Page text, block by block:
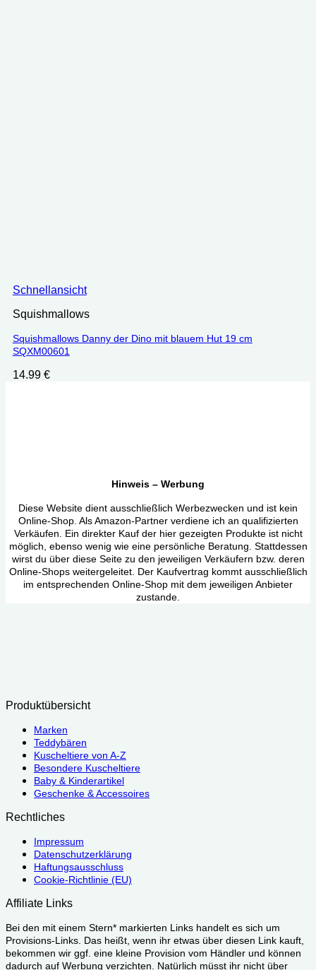
Schnellansicht
Squishmallows
Squishmallows Danny der Dino mit blauem Hut 19 cm
‎SQXM00601
14.99 €
Hinweis – Werbung
Diese Website dient ausschließlich Werbezwecken und ist kein
Online-Shop. Als Amazon-Partner verdiene ich an qualifizierten
Verkäufen. Ein direkter Kauf der hier gezeigten Produkte ist nicht
möglich, ebenso wenig wie eine persönliche Beratung. Stattdessen
wirst du über diese Seite zu den jeweiligen Verkäufern bzw. deren
Online-Shops weitergeleitet. Der Kaufvertrag kommt ausschließlich
im entsprechenden Online-Shop mit dem jeweiligen Anbieter
zustande.
Produktübersicht
Marken
Teddybären
Kuscheltiere von A-Z
Besondere Kuscheltiere
Baby & Kinderartikel
Geschenke & Accessoires
Rechtliches
Impressum
Datenschutzerklärung
Haftungsausschluss
Cookie-Richtlinie (EU)
Affiliate Links
Bei den mit einem Stern* markierten Links handelt es sich um
Provisions-Links. Das heißt, wenn ihr etwas über diesen Link kauft,
bekommen wir ggf. eine kleine Provision vom Händler und können
dadurch auf Werbung verzichten. Natürlich müsst ihr nicht über